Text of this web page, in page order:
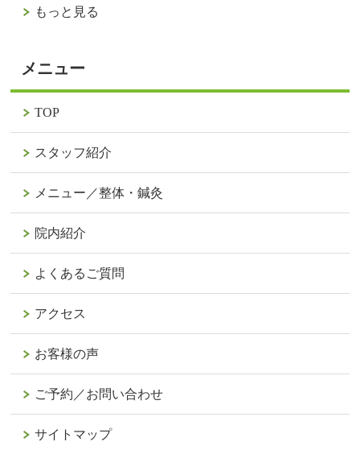
もっと見る
メニュー
TOP
スタッフ紹介
メニュー／整体・鍼灸
院内紹介
よくあるご質問
アクセス
お客様の声
ご予約／お問い合わせ
サイトマップ